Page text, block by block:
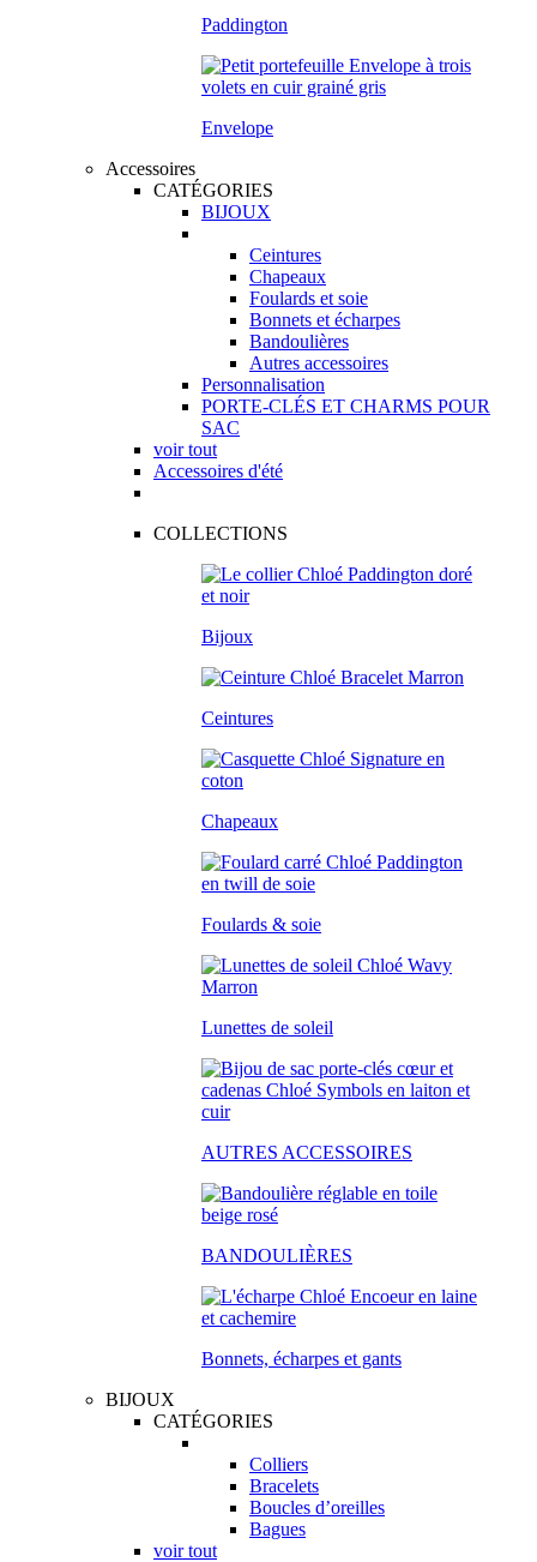
Paddington
Envelope
Accessoires
CATÉGORIES
BIJOUX
Ceintures
Chapeaux
Foulards et soie
Bonnets et écharpes
Bandoulières
Autres accessoires
Personnalisation
PORTE-CLÉS ET CHARMS POUR
SAC
voir tout
Accessoires d'été
COLLECTIONS
Bijoux
Ceintures
Chapeaux
Foulards & soie
Lunettes de soleil
AUTRES ACCESSOIRES
BANDOULIÈRES
Bonnets, écharpes et gants
BIJOUX
CATÉGORIES
Colliers
Bracelets
Boucles d’oreilles
Bagues
voir tout